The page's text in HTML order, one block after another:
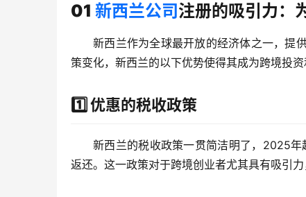
01 新西兰公司 注册的吸引力：
新西兰作为全球最开放的经济体之一，提
策变化，新西兰的以下优势使得其成为跨境投资
1️⃣ 优惠的税收政策
新西兰的税收政策一贯简洁明了，2025
返还。这一政策对于跨境创业者尤其具有吸引